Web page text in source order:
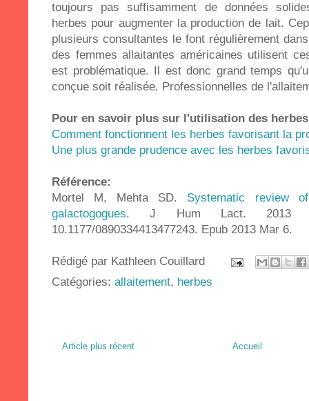
toujours pas suffisamment de données
herbes pour augmenter la production de lait.
plusieurs consultantes le font régulièrement
des femmes allaitantes américaines utilisent
est problématique. Il est donc grand temps
conçue soit réalisée. Professionnelles de
Pour en savoir plus sur l'utilisation des
Comment fonctionnent les herbes favorisant la
Une plus grande prudence avec les herbes
Référence:
Mortel M, Mehta SD. Systematic review
galactogogues. J Hum Lact. 2013
10.1177/0890334413477243. Epub 2013 Mar 6.
Rédigé par Kathleen Couillard
Catégories: allaitement, herbes
Article plus récent Accueil